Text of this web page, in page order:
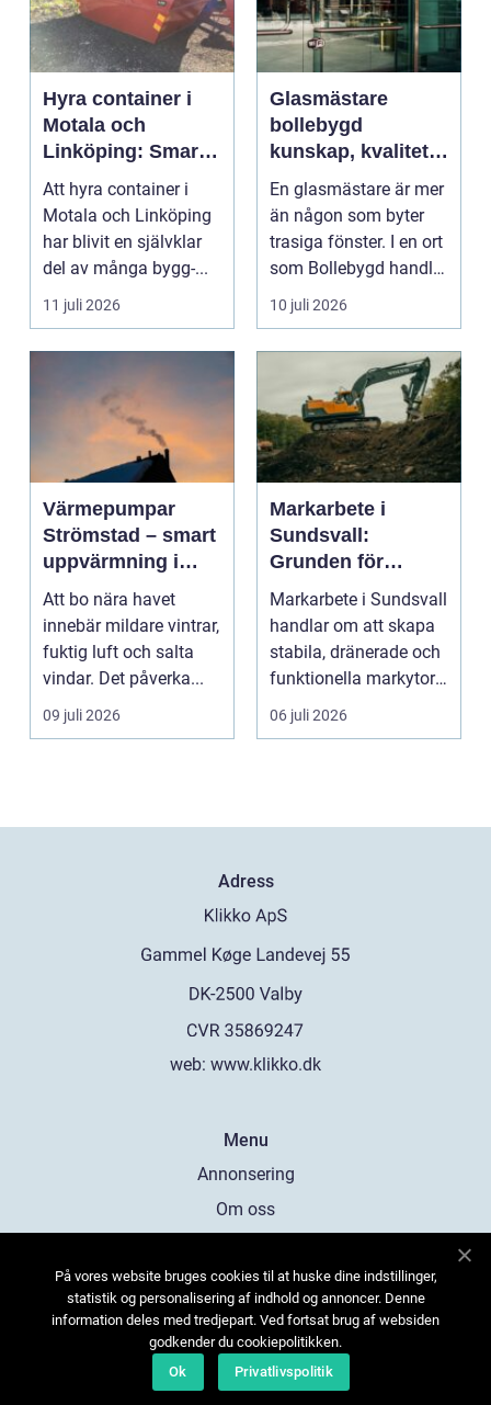
Hyra container i
Motala och
Linköping: Smart
avfallshantering
för projekt i alla
storlekar
Att hyra container i
Motala och Linköping
har blivit en självklar
del av många bygg-...
11 juli 2026
Glasmästare
bollebygd
kunskap, kvalitet
och smarta
glaslösningar
En glasmästare är mer
än någon som byter
trasiga fönster. I en ort
som Bollebygd handlar
yrket lika ...
10 juli 2026
Värmepumpar
Strömstad – smart
uppvärmning i
kustklimat
Att bo nära havet
innebär mildare vintrar,
fuktig luft och salta
vindar. Det påverka...
09 juli 2026
Markarbete i
Sundsvall:
Grunden för
hållbara hus,
vägar och tomter
Markarbete i Sundsvall
handlar om att skapa
stabila, dränerade och
funktionella markytor
som kl...
06 juli 2026
Adress
web: www.klikko.dk
Menu
Annonsering
Om oss
Kontakta oss
Sitemap
På vores website bruges cookies til at huske dine indstillinger,
statistik og personalisering af indhold og annoncer. Denne
information deles med tredjepart. Ved fortsat brug af websiden
godkender du cookiepolitikken.
Ok
Privatlivspolitik